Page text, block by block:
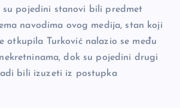
pojedini stanovi bili predmet
navodima ovog medija, stan koji
otkupila Turković nalazio se među
dok su pojedini drugi
bili izuzeti iz postupka